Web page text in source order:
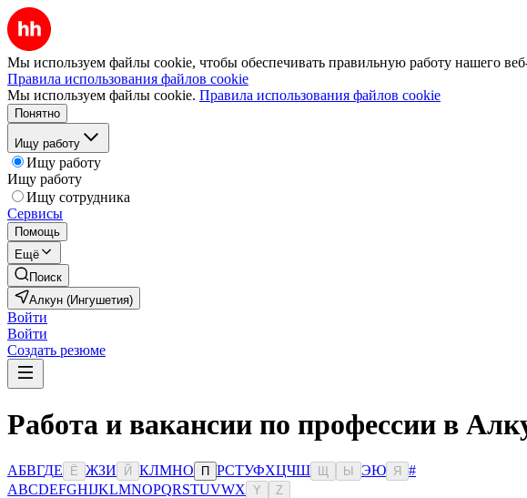
Мы используем файлы cookie, чтобы обеспечивать правильную работу нашего
Правила использования файлов cookie
Мы используем файлы cookie. Правила использования файлов cookie
Понятно
Ищу работу
Ищу работу
Ищу работу
Ищу сотрудника
Сервисы
Помощь
Ещё
Поиск
Алкун (Ингушетия)
Войти
Войти
Создать резюме
Работа и вакансии по профессии в
АБВГДЕ Ё ЖЗИ Й КЛМНО П РСТУФХЦЧШ Ы ЭЮ Я
#
ABCDEFGHIJKLMNOPQRSTUVWX Y Z